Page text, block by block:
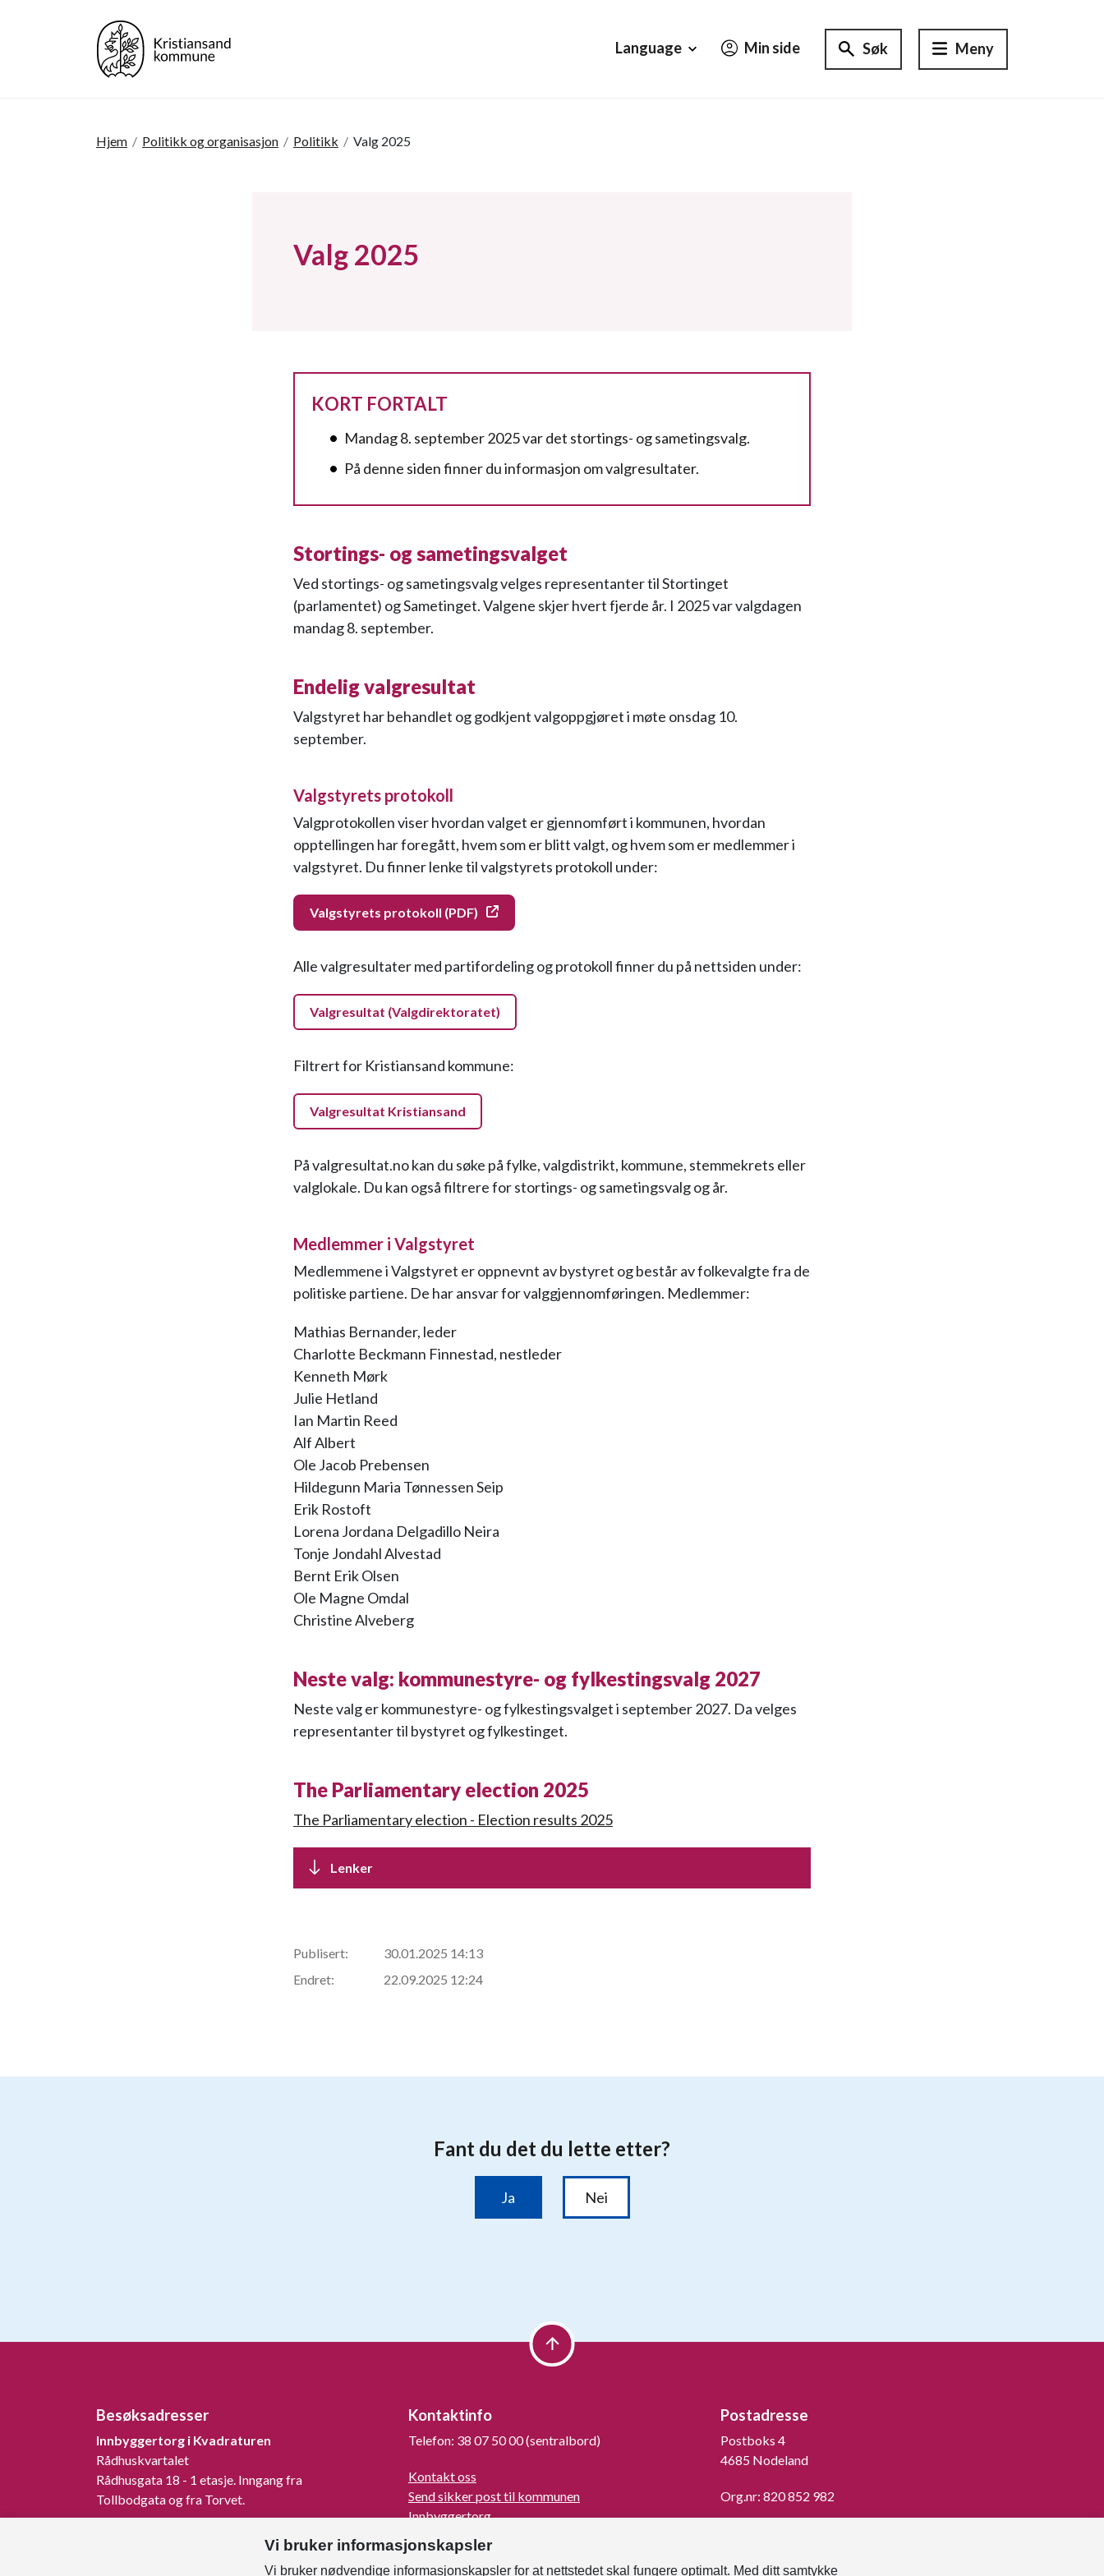
Language
Min side Søk Meny
Hjem / Politikk og organisasjon / Politikk / Valg 2025
Valg 2025
KORT FORTALT
Mandag 8. september 2025 var det stortings- og sametingsvalg.
På denne siden finner du informasjon om valgresultater.
Stortings- og sametingsvalget
Ved stortings- og sametingsvalg velges representanter til Stortinget
(parlamentet) og Sametinget. Valgene skjer hvert fjerde år. I 2025 var valgdagen
mandag 8. september.
Endelig valgresultat
Valgstyret har behandlet og godkjent valgoppgjøret i møte onsdag 10.
september.
Valgstyrets protokoll
Valgprotokollen viser hvordan valget er gjennomført i kommunen, hvordan
opptellingen har foregått, hvem som er blitt valgt, og hvem som er medlemmer i
valgstyret. Du finner lenke til valgstyrets protokoll under:
Valgstyrets protokoll (PDF)
Alle valgresultater med partifordeling og protokoll finner du på nettsiden under:
Valgresultat (Valgdirektoratet)
Filtrert for Kristiansand kommune:
Valgresultat Kristiansand
På valgresultat.no kan du søke på fylke, valgdistrikt, kommune, stemmekrets eller
valglokale. Du kan også filtrere for stortings- og sametingsvalg og år.
Medlemmer i Valgstyret
Medlemmene i Valgstyret er oppnevnt av bystyret og består av folkevalgte fra de
politiske partiene. De har ansvar for valggjennomføringen. Medlemmer:
Mathias Bernander, leder
Charlotte Beckmann Finnestad, nestleder
Kenneth Mørk
Julie Hetland
Ian Martin Reed
Alf Albert
Ole Jacob Prebensen
Hildegunn Maria Tønnessen Seip
Erik Rostoft
Lorena Jordana Delgadillo Neira
Tonje Jondahl Alvestad
Bernt Erik Olsen
Ole Magne Omdal
Christine Alveberg
Neste valg: kommunestyre- og fylkestingsvalg 2027
Neste valg er kommunestyre- og fylkestingsvalget i september 2027. Da velges
representanter til bystyret og fylkestinget.
The Parliamentary election 2025
The Parliamentary election - Election results 2025
Lenker
Publisert:
30.01.2025 14:13
Endret:
22.09.2025 12:24
Besøksadresser
Innbyggertorg i Kvadraturen
Rådhuskvartalet
Rådhusgata 18 - 1 etasje. Inngang fra
Tollbodgata og fra Torvet.
Kontaktinfo
Telefon: 38 07 50 00 (sentralbord)
Kontakt oss
Send sikker post til kommunen
Innbyggertorg
Turistinformasjon
For mediene
Postadresse
Postboks 4
4685 Nodeland
Org.nr: 820 852 982
Vi bruker informasjonskapsler
Vi bruker nødvendige informasjonskapsler for at nettstedet skal fungere optimalt. Med ditt samtykke